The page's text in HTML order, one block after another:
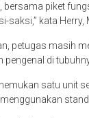
bersama piket
saksi,” kata
petugas masih
pengenal di
satu unit